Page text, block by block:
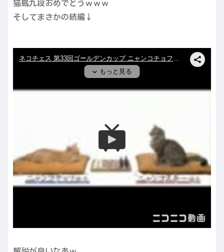
猫島九段おめでとうｗｗｗ
そしてまさかの続編↓